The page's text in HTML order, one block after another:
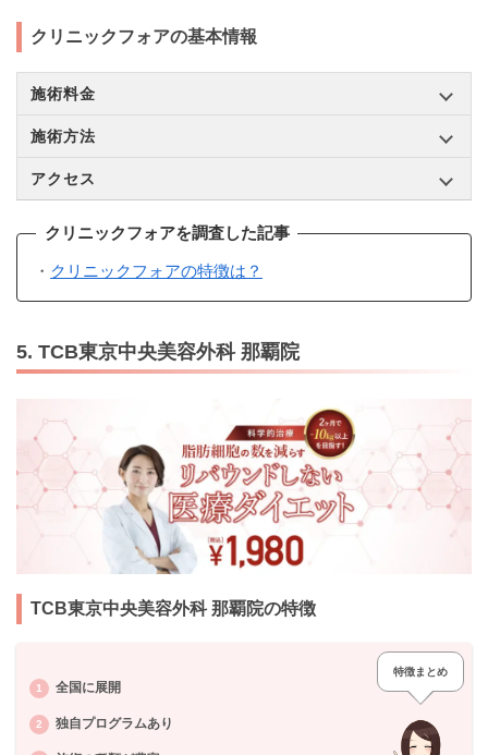
クリニックフォアの基本情報
施術料金
施術方法
アクセス
クリニックフォアを調査した記事
・ クリニックフォアの特徴は？
5. TCB東京中央美容外科 那覇院
TCB東京中央美容外科 那覇院の特徴
全国に展開
独自プログラムあり
特徴まとめ